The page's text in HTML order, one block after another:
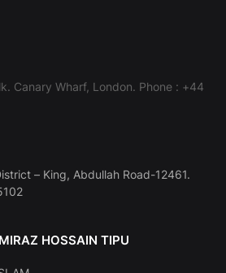
Canary Wharf, London. Phone : +44
– King, Abdullah Road-12461.
HOSSAIN TIPU